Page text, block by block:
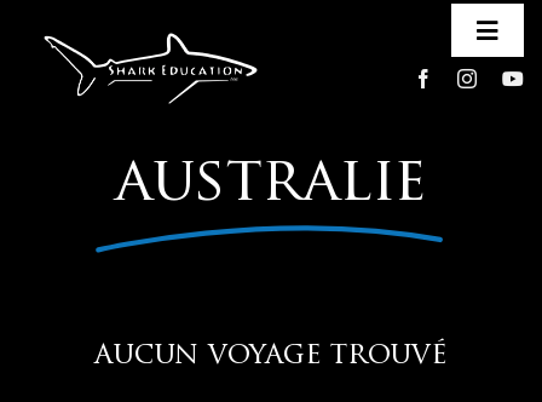
contenu
voyages
contact
australie
aucun voyage trouvé